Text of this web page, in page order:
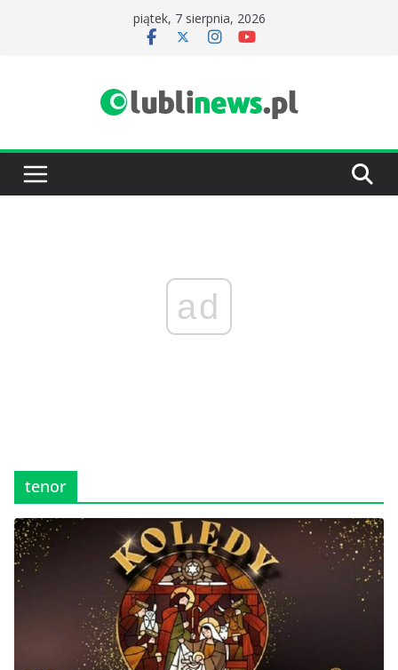
piątek, 7 sierpnia, 2026
ad
tenor